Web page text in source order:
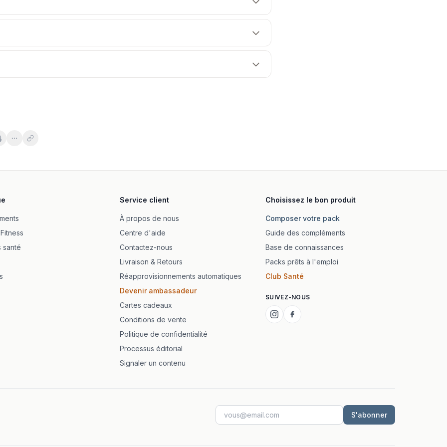
Tabletter
santé
Service client
À propos de nous
Centre d'aide
Contactez-nous
Livraison & Retours
Réapprovisionnements automatiques
Devenir ambassadeur
Cartes cadeaux
Conditions de vente
Politique de confidentialité
Processus éditorial
Signaler un contenu
Choisissez le bon produit
Composer votre pack
Guide des compléments
Base de connaissances
Packs prêts à l'emploi
Club Santé
SUIVEZ-NOUS
S'abonner